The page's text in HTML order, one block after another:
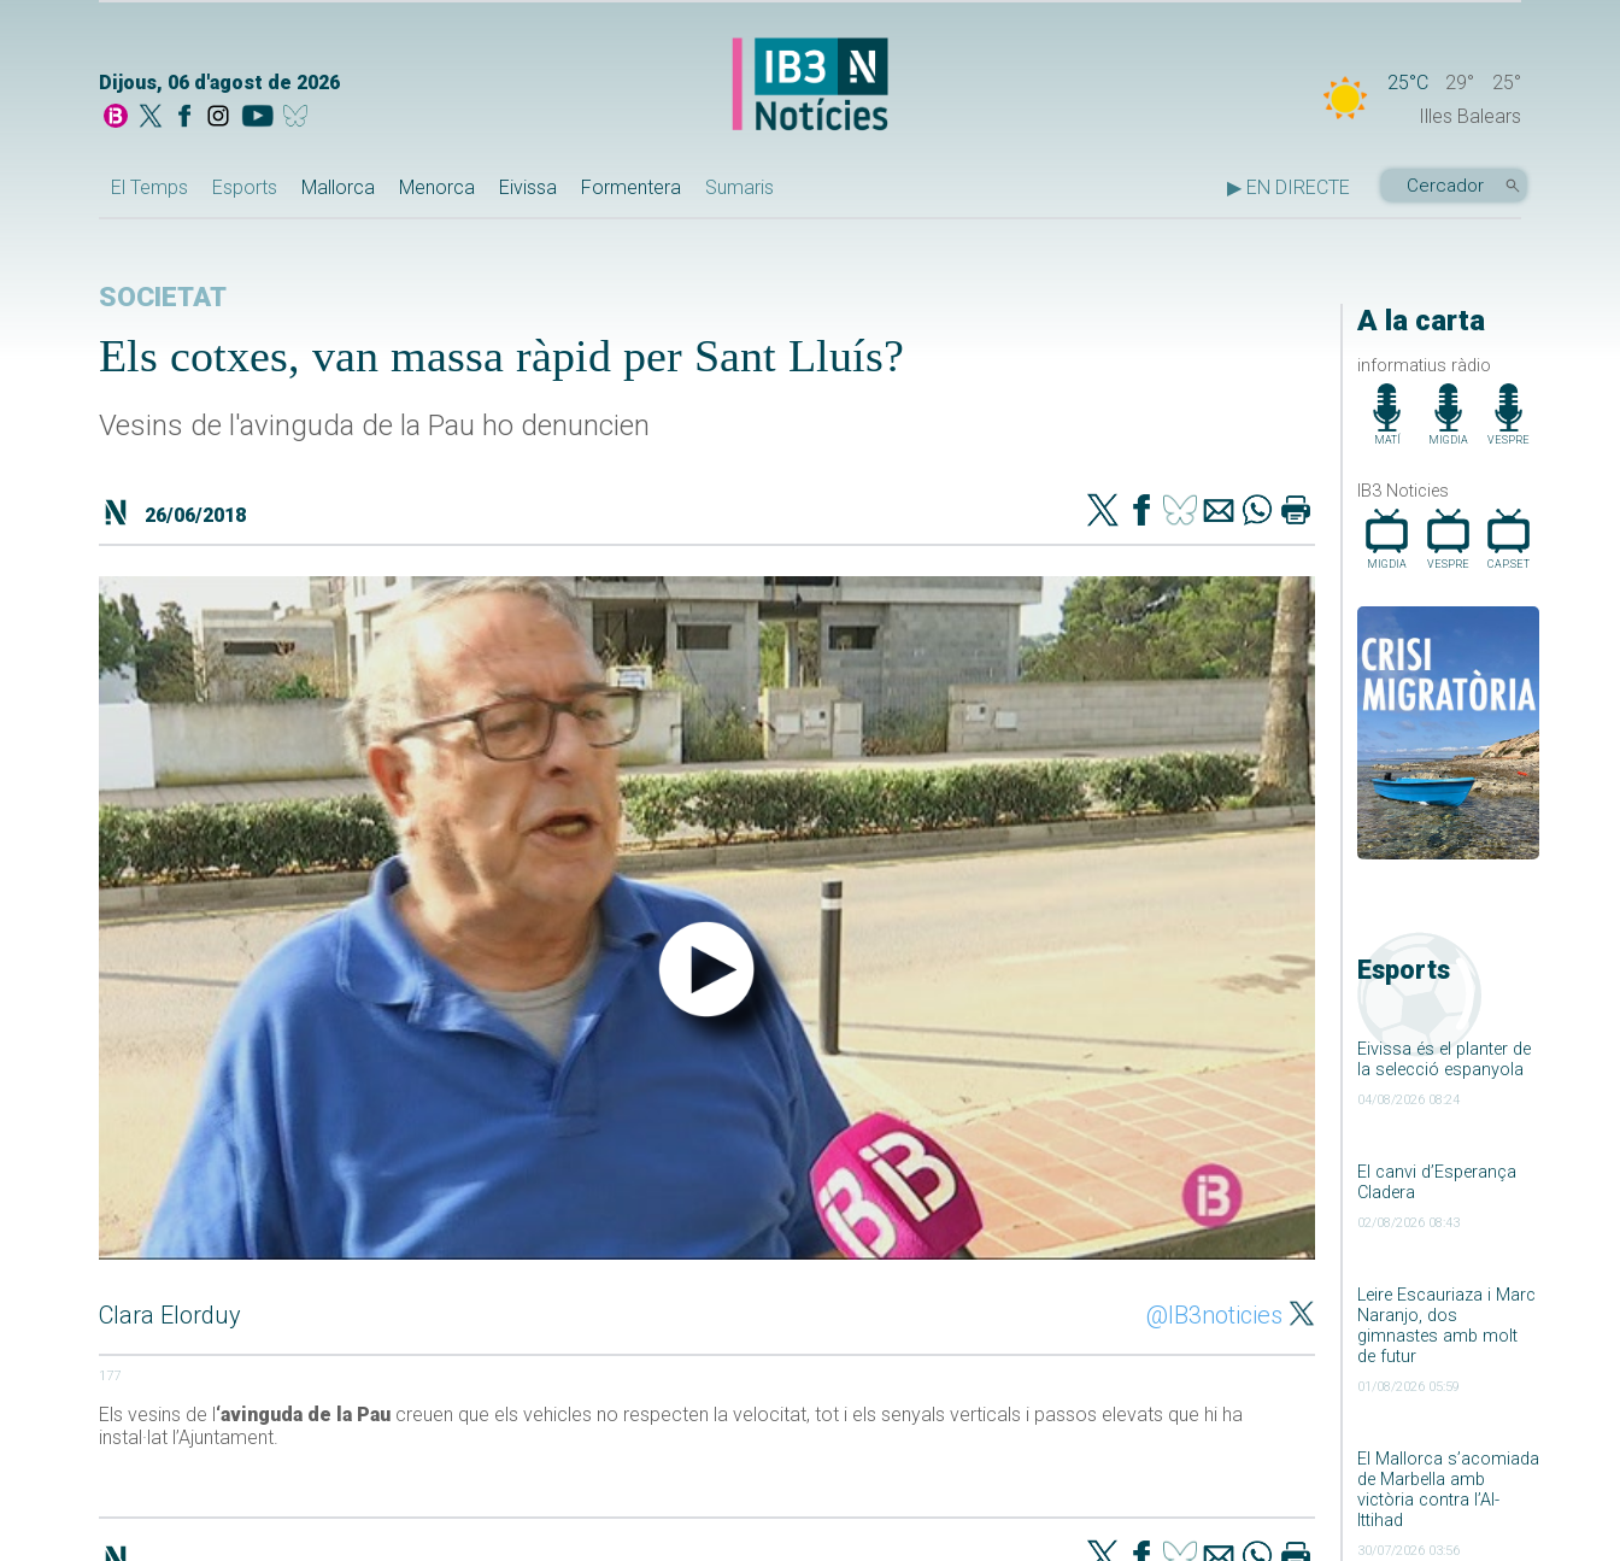
Dijous, 06 d'agost de 2026 25°C 29°
25°
Illes Balears
El Temps Esports Mallorca Menorca Eivissa Formentera Sumaris ▶ EN DIRECTE
A la carta
informatius ràdio
MATÍ MIGDIA VESPRE
IB3 Noticies
MIGDIA VESPRE CAP.SET
Esports
Eivissa és el planter de
la selecció espanyola
04/08/2026 08:24
El canvi d’Esperança
Cladera
02/08/2026 08:43
Leire Escauriaza i Marc
Naranjo, dos
gimnastes amb molt
de futur
01/08/2026 05:59
El Mallorca s’acomiada
de Marbella amb
victòria contra l’Al-
Ittihad
30/07/2026 03:56
SOCIETAT
Els cotxes, van massa ràpid per Sant Lluís?
Vesins de l'avinguda de la Pau ho denuncien
26/06/2018
Clara Elorduy @IB3noticies
177
Els vesins de l ‘avinguda de la Pau creuen que els vehicles no respecten la velocitat, tot i els senyals verticals i passos elevats que hi ha
instal·lat l’Ajuntament.